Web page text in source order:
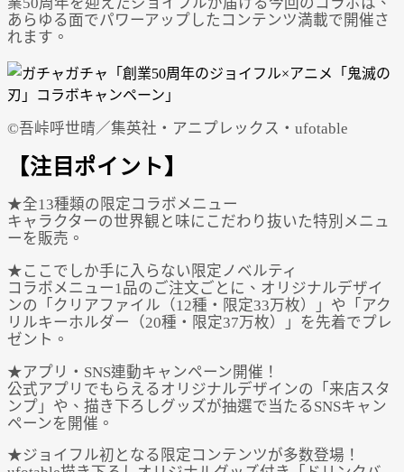
業50周年を迎えたジョイフルが届ける今回のコラボは、
あらゆる面でパワーアップしたコンテンツ満載で開催さ
れます。
©吾峠呼世晴／集英社・アニプレックス・ufotable
【注目ポイント】
★全13種類の限定コラボメニュー
キャラクターの世界観と味にこだわり抜いた特別メニュ
ーを販売。
★ここでしか手に入らない限定ノベルティ
コラボメニュー1品のご注文ごとに、オリジナルデザイ
ンの「クリアファイル（12種・限定33万枚）」や「アク
リルキーホルダー（20種・限定37万枚）」を先着でプレ
ゼント。
★アプリ・SNS連動キャンペーン開催！
公式アプリでもらえるオリジナルデザインの「来店スタ
ンプ」や、描き下ろしグッズが抽選で当たるSNSキャン
ペーンを開催。
★ジョイフル初となる限定コンテンツが多数登場！